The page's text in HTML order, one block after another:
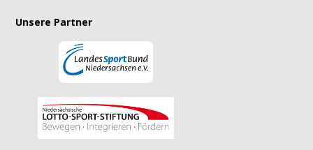
Unsere Partner